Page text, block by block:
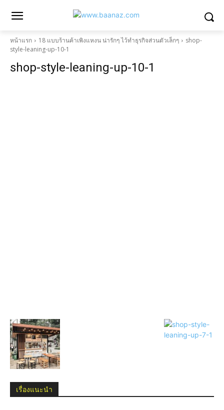
หน้าแรก 18 แบบร้านค้าเพิงแหงน น่ารักๆ ไว้ทำธุรกิจส่วนตัวเล็กๆ
shop-
style-leaning-up-10-1
shop-style-leaning-up-10-1
เรื่องแนะนำ